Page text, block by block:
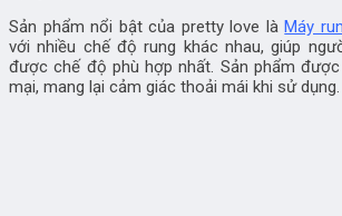
Sản phẩm nổi bật của pretty love làMáy
với nhiều chế độ rung khác nhau, giúp
được chế độ phù hợp nhất. Sản phẩm
mại, mang lại cảm giác thoải mái khi sử dụng.